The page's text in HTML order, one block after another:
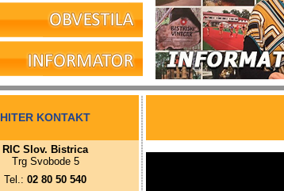
HITER KONTAKT
RIC Slov. Bistrica
Trg Svobode 5
Tel.: 02 80 50 540